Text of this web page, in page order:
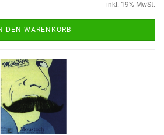
inkl. 19% MwSt.
DEN WARENKORB